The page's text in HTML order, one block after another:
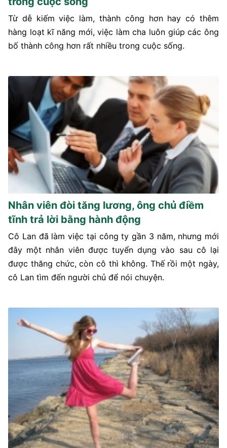
Từ dễ kiếm việc làm, thành công hơn hay có thêm
hàng loạt kĩ năng mới, việc làm cha luôn giúp các ông
bố thành công hơn rất nhiều trong cuộc sống.
Nhân viên đòi tăng lương, ông chủ điềm
tĩnh trả lời bằng hành động
Cô Lan đã làm việc tại công ty gần 3 năm, nhưng mới
đây một nhân viên được tuyển dụng vào sau cô lại
được thăng chức, còn cô thì không. Thế rồi một ngày,
cô Lan tìm đến người chủ để nói chuyện.